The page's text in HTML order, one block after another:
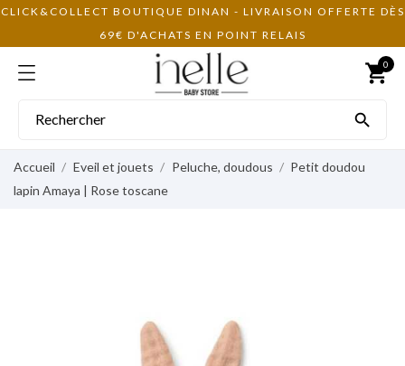
CLICK&COLLECT BOUTIQUE DINAN - LIVRAISON OFFERTE DÈS
69€ D'ACHATS EN POINT RELAIS
shopping_cart
0

Accueil Eveil et jouets Peluche, doudous
Petit doudou
lapin Amaya | Rose toscane